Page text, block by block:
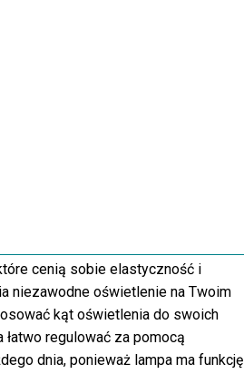
cenią sobie elastyczność i
niezawodne oświetlenie na Twoim
kąt oświetlenia do swoich
łatwo regulować za pomocą
dnia, ponieważ lampa ma funkcję